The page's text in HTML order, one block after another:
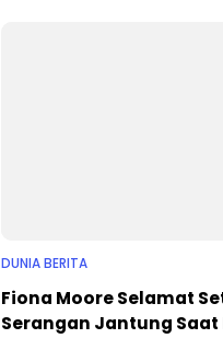
DUNIA BERITA
Fiona Moore Selamat
Serangan Jantung